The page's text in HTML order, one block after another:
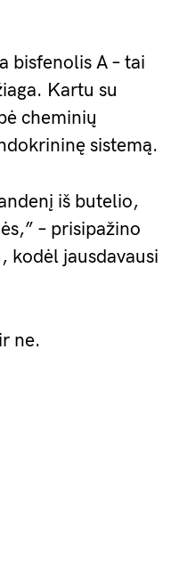
bisfenolis A – tai
Kartu su
cheminių
sistemą.
iš butelio,
– prisipažino
kodėl jausdavausi
ne.